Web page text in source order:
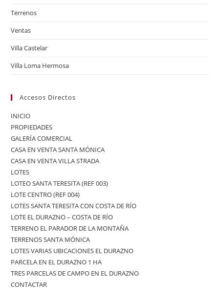
Terrenos
Ventas
Villa Castelar
Villa Loma Hermosa
Accesos Directos
INICIO
PROPIEDADES
GALERÍA COMERCIAL
CASA EN VENTA SANTA MÓNICA
CASA EN VENTA VILLA STRADA
LOTES
LOTEO SANTA TERESITA (REF 003)
LOTE CENTRO (REF 004)
LOTES SANTA TERESITA CON COSTA DE RÍO
LOTE EL DURAZNO – COSTA DE RÍO
TERRENO EL PARADOR DE LA MONTAÑA
TERRENOS SANTA MÓNICA
LOTES VARIAS UBICACIONES EL DURAZNO
PARCELA EN EL DURAZNO 1 HA
TRES PARCELAS DE CAMPO EN EL DURAZNO
CONTACTAR